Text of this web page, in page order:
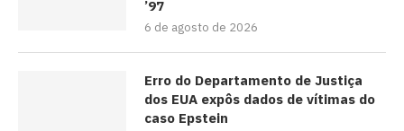
’97
6 de agosto de 2026
Erro do Departamento de Justiça
dos EUA expôs dados de vítimas do
caso Epstein